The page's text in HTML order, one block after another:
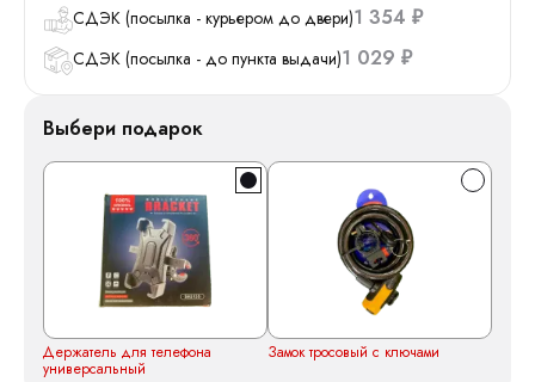
СДЭК (посылка - курьером до двери)1 354 ₽
СДЭК (посылка - до пункта выдачи)1 029 ₽
Выбери подарок
Держатель для телефона
универсальный
Замок тросовый с ключами